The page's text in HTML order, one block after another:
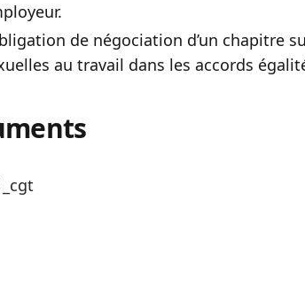
de négociation d’un chapitre
au travail dans les accords